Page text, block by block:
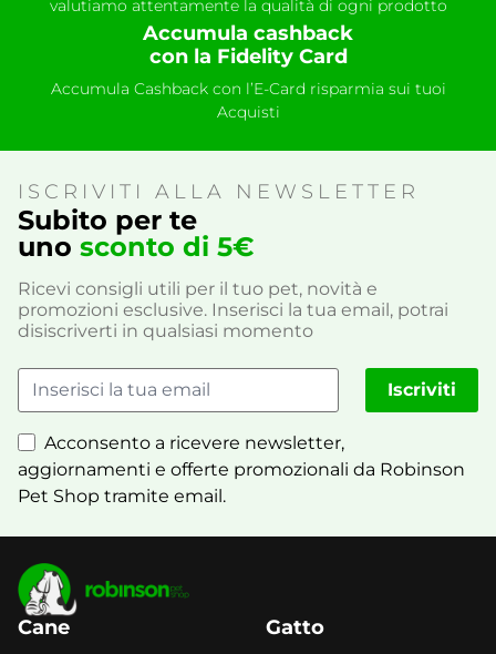
valutiamo attentamente la qualità di ogni prodotto
Accumula cashback
con la Fidelity Card
Accumula Cashback con l’E-Card risparmia sui tuoi
Acquisti
ISCRIVITI ALLA NEWSLETTER
Subito per te
uno sconto di 5€
Ricevi consigli utili per il tuo pet, novità e
promozioni esclusive. Inserisci la tua email, potrai
disiscriverti in qualsiasi momento
Acconsento a ricevere newsletter,
aggiornamenti e offerte promozionali da Robinson
Pet Shop tramite email.
Iscriviti
Cane
Gatto